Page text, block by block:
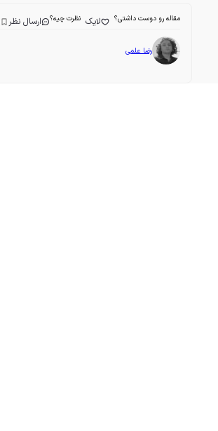
مقاله رو دوست داشتی؟ لایک نظرت چیه؟ ارسال نظر
رضا علمی